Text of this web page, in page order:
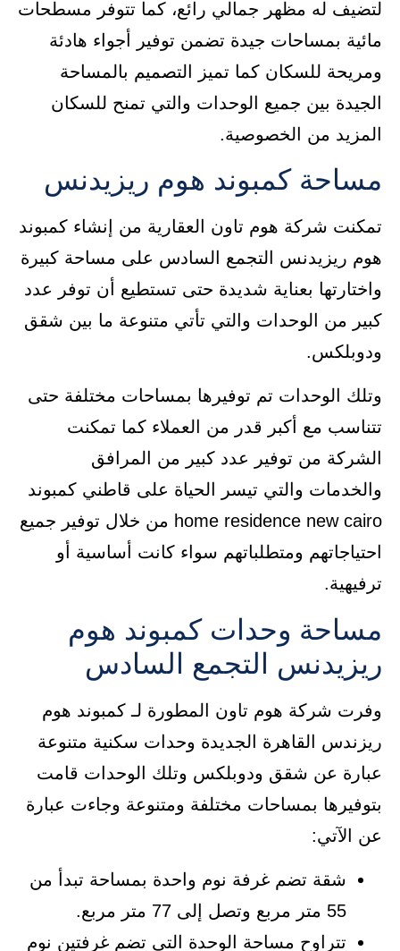
لتضيف له مظهر جمالي رائع، كما تتوفر مسطحات
مائية بمساحات جيدة تضمن توفير أجواء هادئة
ومريحة للسكان كما تميز التصميم بالمساحة
الجيدة بين جميع الوحدات والتي تمنح للسكان
المزيد من الخصوصية.
مساحة كمبوند هوم ريزيدنس
تمكنت شركة هوم تاون العقارية من إنشاء كمبوند
هوم ريزيدنس التجمع السادس على مساحة كبيرة
واختارتها بعناية شديدة حتى تستطيع أن توفر عدد
كبير من الوحدات والتي تأتي متنوعة ما بين شقق
ودوبلكس.
وتلك الوحدات تم توفيرها بمساحات مختلفة حتى
تتناسب مع أكبر قدر من العملاء كما تمكنت
الشركة من توفير عدد كبير من المرافق
والخدمات والتي تيسر الحياة على قاطني كمبوند
home residence new cairo من خلال توفير جميع
احتياجاتهم ومتطلباتهم سواء كانت أساسية أو
ترفيهية.
مساحة وحدات كمبوند هوم
ريزيدنس التجمع السادس
وفرت شركة هوم تاون المطورة لـ كمبوند هوم
ريزندس القاهرة الجديدة وحدات سكنية متنوعة
عبارة عن شقق ودوبلكس وتلك الوحدات قامت
بتوفيرها بمساحات مختلفة ومتنوعة وجاءت عبارة
عن الآتي:
شقة تضم غرفة نوم واحدة بمساحة تبدأ من
55 متر مربع وتصل إلى 77 متر مربع.
تتراوح مساحة الوحدة التي تضم غرفتين نوم